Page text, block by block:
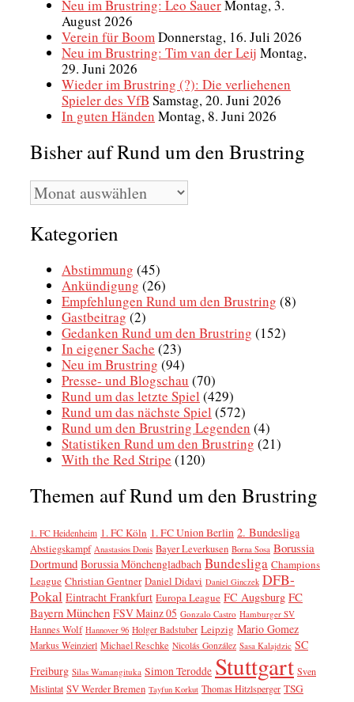
Neu im Brustring: Leo SauerMontag, 3.
August 2026
Verein für Boom Donnerstag, 16. Juli 2026
Neu im Brustring: Tim van der Leij Montag,
29. Juni 2026
Wieder im Brustring (?): Die verliehenen
Spieler des VfB Samstag, 20. Juni 2026
In guten Händen Montag, 8. Juni 2026
Bisher auf Rund um den Brustring
Bisher
auf
um
Brustring
Kategorien
Abstimmung (45)
Ankündigung (26)
Empfehlungen Rund um den Brustring (8)
Gastbeitrag (2)
Gedanken Rund um den Brustring (152)
In eigener Sache (23)
Neu im Brustring (94)
Presse- und Blogschau (70)
Rund um das letzte Spiel (429)
Rund um das nächste Spiel (572)
Rund um den Brustring Legenden (4)
Statistiken Rund um den Brustring (21)
With the Red Stripe (120)
Themen auf Rund um den Brustring
1. FC Heidenheim 1. FC Köln 1. FC Union Berlin 2. Bundesliga
Abstiegskampf Anastasios Donis Bayer Leverkusen Borna Sosa Borussia
Dortmund Borussia Mönchengladbach Bundesliga Champions
League Christian Gentner Daniel Didavi Daniel Ginczek DFB-
Pokal Eintracht Frankfurt Europa League FC Augsburg FC
Bayern München FSV Mainz 05 Gonzalo Castro Hamburger SV
Hannes Wolf Hannover 96 Holger Badstuber Leipzig Mario Gomez
Markus Weinzierl Michael Reschke Nicolás González Sasa Kalajdzic SC
Freiburg Silas Wamangituka Simon Terodde Stuttgart Sven
Mislintat SV Werder Bremen Tayfun Korkut Thomas Hitzlsperger TSG